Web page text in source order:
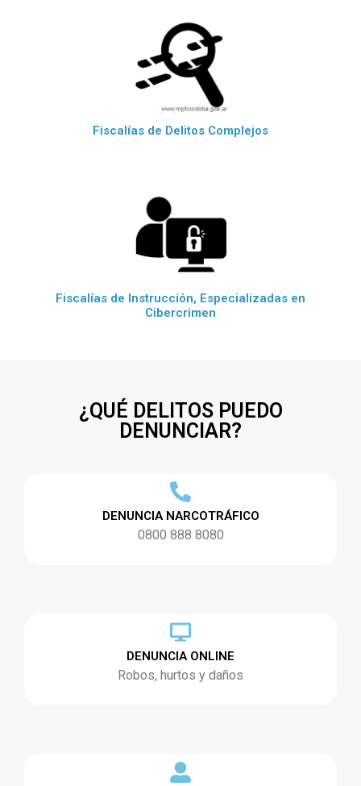
Fiscalías de Delitos Complejos
Fiscalías de Instrucción, Especializadas en
Cibercrimen
¿QUÉ DELITOS PUEDO
DENUNCIAR?
DENUNCIA NARCOTRÁFICO
0800 888 8080
DENUNCIA ONLINE
Robos, hurtos y daños